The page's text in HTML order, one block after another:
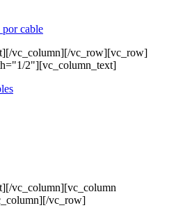
por cable
vc_column][/vc_row][vc_row]
2"][vc_column_text]
vc_column][vc_column
vc_row]